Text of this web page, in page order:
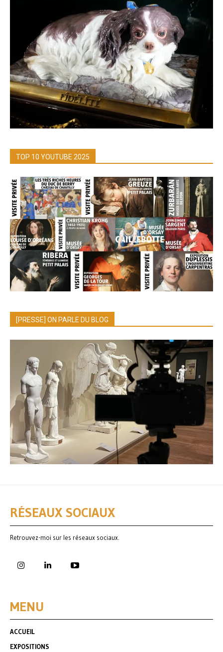
TOP 10 YOUTUBE 2025
[PRESSE] ON PARLE DU BLOG
RÉSEAUX SOCIAUX
Retrouvez-moi sur les réseaux sociaux.
MENU
ACCUEIL
EXPOSITIONS